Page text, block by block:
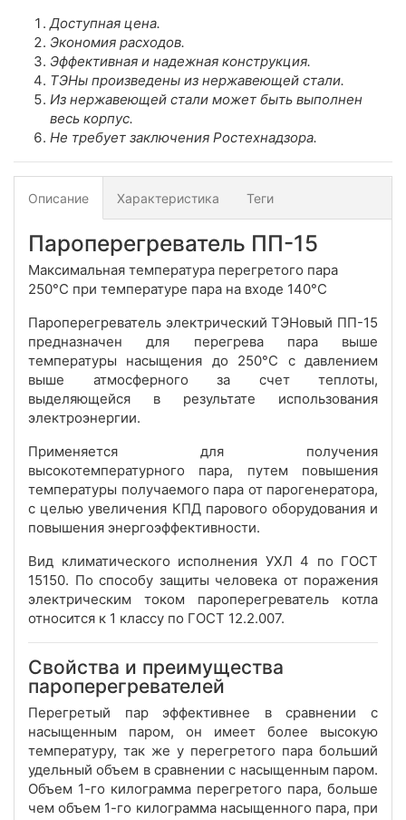
Доступная цена.
Экономия расходов.
Эффективная и надежная конструкция.
ТЭНы произведены из нержавеющей стали.
Из нержавеющей стали может быть выполнен
весь корпус.
Не требует заключения Ростехнадзора.
Описание Характеристика Теги
Пароперегреватель ПП-15
Максимальная температура перегретого пара
250°С при температуре пара на входе 140°С
Пароперегреватель электрический ТЭНовый ПП-15
предназначен для перегрева пара выше
температуры насыщения до 250°С с давлением
выше атмосферного за счет теплоты,
выделяющейся в результате использования
электроэнергии.
Применяется для получения
высокотемпературного пара, путем повышения
температуры получаемого пара от парогенератора,
с целью увеличения КПД парового оборудования и
повышения энергоэффективности.
Вид климатического исполнения УХЛ 4 по ГОСТ
15150. По способу защиты человека от поражения
электрическим током пароперегреватель котла
относится к 1 классу по ГОСТ 12.2.007.
Свойства и преимущества
пароперегревателей
Перегретый пар эффективнее в сравнении с
насыщенным паром, он имеет более высокую
температуру, так же у перегретого пара больший
удельный объем в сравнении с насыщенным паром.
Объем 1-го килограмма перегретого пара, больше
чем объем 1-го килограмма насыщенного пара, при